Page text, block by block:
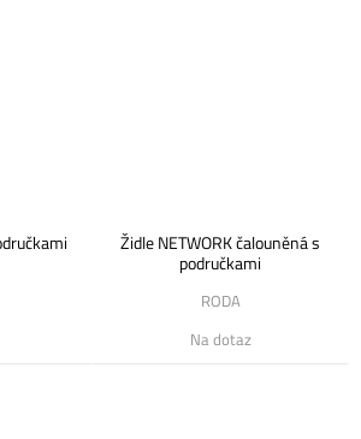
Židle NETWORK čalouněná s
područkami
RODA
Na dotaz